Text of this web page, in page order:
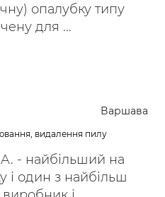
опалубку типу
для ...
Варшава
видалення пилу
- найбільший на
і один з найбільш